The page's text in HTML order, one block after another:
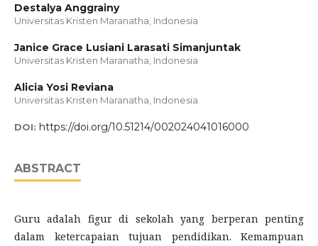
Destalya Anggrainy
Universitas Kristen Maranatha, Indonesia
Janice Grace Lusiani Larasati Simanjuntak
Universitas Kristen Maranatha, Indonesia
Alicia Yosi Reviana
Universitas Kristen Maranatha, Indonesia
DOI: https://doi.org/10.51214/002024041016000
ABSTRACT
Guru adalah figur di sekolah yang berperan penting
dalam ketercapaian tujuan pendidikan. Kemampuan